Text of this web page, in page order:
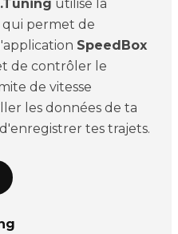
utilise la
qui permet de
SpeedBox
de contrôler le
de vitesse
les données de ta
tes trajets.